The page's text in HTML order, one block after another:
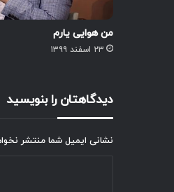
من هوایی یارم
۲۳ اسفند ۱۳۹۹
دیدگاهتان را بنویسید
نشانی ایمیل شما منتشر